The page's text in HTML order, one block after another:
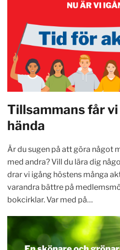
Tillsammans får
hända
Är du sugen på att göra något
med andra? Vill du lära dig
drar vi igång höstens många
varandra bättre på
bokcirklar. Var med på…